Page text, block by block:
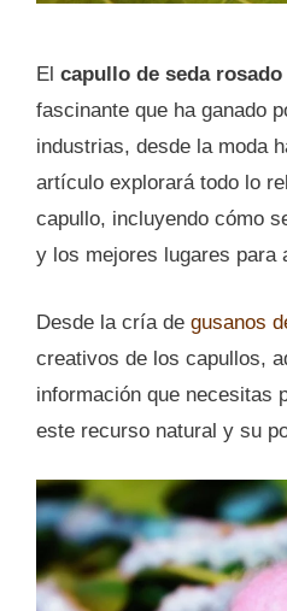
El capullo de seda rosado
fascinante que ha ganado
industrias, desde la moda
artículo explorará todo lo
capullo, incluyendo cómo
y los mejores lugares para
Desde la cría de gusanos
creativos de los capullos,
información que necesitas
este recurso natural y su